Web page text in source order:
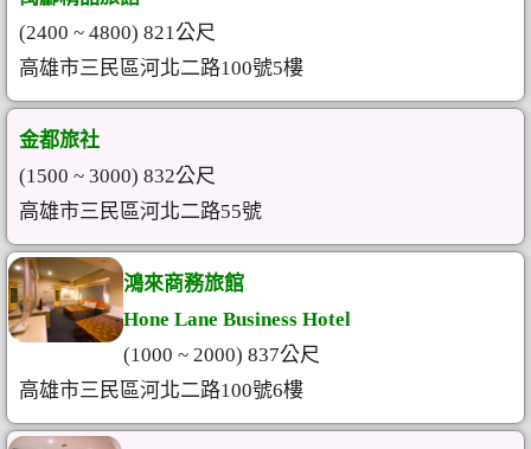
(2400 ~ 4800) 821公尺
高雄市三民區河北二路100號5樓
金都旅社
(1500 ~ 3000) 832公尺
高雄市三民區河北二路55號
鴻來商務旅館
Hone Lane Business Hotel
(1000 ~ 2000) 837公尺
高雄市三民區河北二路100號6樓